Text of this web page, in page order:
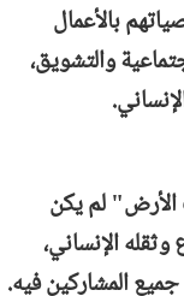
بالأعمال
والتشويق،
الأرض" لم يكن
الإنساني،
المشاركين فيه.